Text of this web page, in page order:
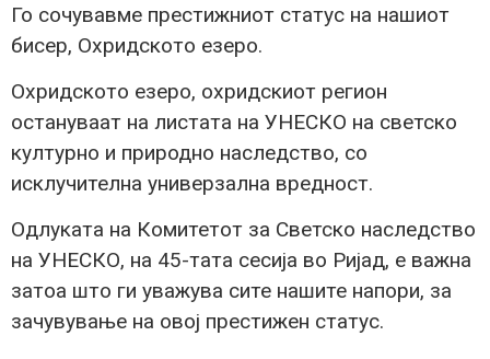
Го сочувавме престижниот статус на нашиот
бисер, Охридското езеро.
Охридското езеро, охридскиот регион
остануваат на листата на УНЕСКО на светско
културно и природно наследство, со
исклучителна универзална вредност.
Одлуката на Комитетот за Светско наследство
на УНЕСКО, на 45-тата сесија во Ријад, е важна
затоа што ги уважува сите нашите напори, за
зачувување на овој престижен статус.